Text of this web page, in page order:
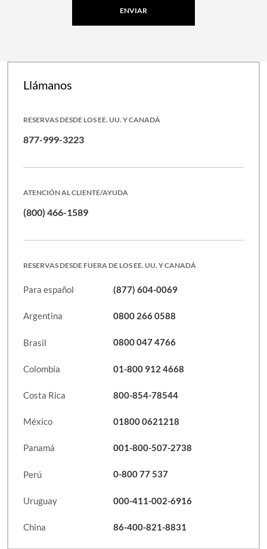
ENVIAR
Llámanos
RESERVAS DESDE LOS EE. UU. Y CANADÁ
877-999-3223
ATENCIÓN AL CLIENTE/AYUDA
(800) 466-1589
RESERVAS DESDE FUERA DE LOS EE. UU. Y CANADÁ
Para español (877) 604-0069
Argentina 0800 266 0588
Brasil 0800 047 4766
Colombia 01-800 912 4668
Costa Rica 800-854-78544
México 01800 0621218
Panamá 001-800-507-2738
Perú 0-800 77 537
Uruguay 000-411-002-6916
China 86-400-821-8831